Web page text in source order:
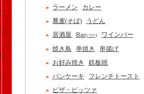
ラーメン
カレー
蕎麦(そば)
うどん
居酒屋
Bar(バー)
ワインバー
焼き鳥
串焼き
串揚げ
お好み焼き
鉄板焼
パンケーキ
フレンチトースト
ピザ・ピッツァ